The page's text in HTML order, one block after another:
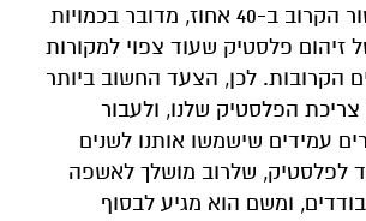
בעשור הקרוב ב-40 אחוז, מדובר בכמויות
זיהום פלסטיק שעוד צפוי למקורות
הקרובות. לכן, הצעד החשוב ביותר
הפלסטיק שלנו, ולעבור
עמידים שישמשו אותנו לשנים
לפלסטיק, שלרוב מושלך לאשפה
ומשם הוא מגיע לבסוף